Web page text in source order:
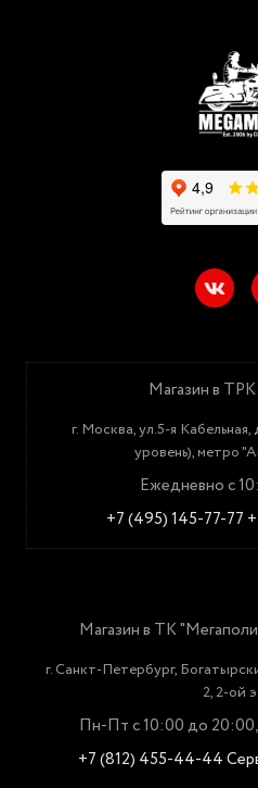
Магазин в
г. Москва, ул.5-я
уровень), метро
Ежедневно с
+7 (495) 145-77-77
Магазин в ТК
г. Санкт-Петербург,
2, 2-ой
Пн-Пт с 10:00 до
+7 (812) 455-44-44